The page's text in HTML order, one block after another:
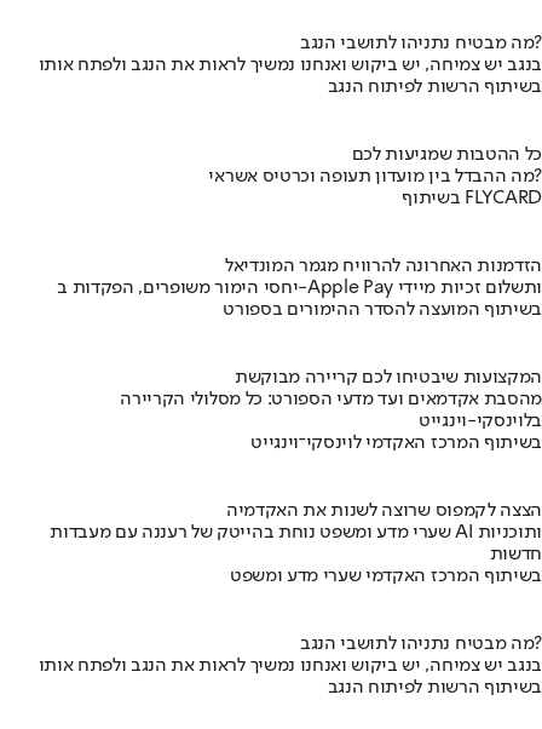
מה מבטיח נתניהו לתושבי הנגב?
בנגב יש צמיחה, יש ביקוש ואנחנו נמשיך לראות את הנגב ולפתח אותו
בשיתוף הרשות לפיתוח הנגב
כל ההטבות שמגיעות לכם
מה ההבדל בין מועדון תעופה וכרטיס אשראי?
בשיתוף FLYCARD
הזדמנות האחרונה להרוויח מגמר המונדיאל
יחסי הימור משופרים, הפקדות ב-Apple Pay ותשלום זכיות מיידי
בשיתוף המועצה להסדר ההימורים בספורט
המקצועות שיבטיחו לכם קריירה מבוקשת
מהסבת אקדמאים ועד מדעי הספורט: כל מסלולי הקריירה
בלוינסקי-וינגייט
בשיתוף המרכז האקדמי לוינסקי־וינגייט
הצצה לקמפוס שרוצה לשנות את האקדמיה
שערי מדע ומשפט נוחת בהייטק של רעננה עם מעבדות AI ותוכניות
חדשות
בשיתוף המרכז האקדמי שערי מדע ומשפט
מה מבטיח נתניהו לתושבי הנגב?
בנגב יש צמיחה, יש ביקוש ואנחנו נמשיך לראות את הנגב ולפתח אותו
בשיתוף הרשות לפיתוח הנגב